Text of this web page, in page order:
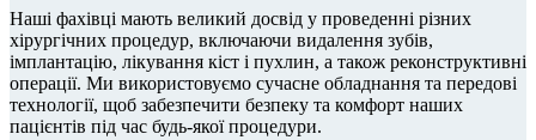
Наші фахівці мають великий досвід у проведенні різних
хірургічних процедур, включаючи видалення зубів,
імплантацію, лікування кіст і пухлин, а також реконструктивні
операції. Ми використовуємо сучасне обладнання та передові
технології, щоб забезпечити безпеку та комфорт наших
пацієнтів під час будь-якої процедури.